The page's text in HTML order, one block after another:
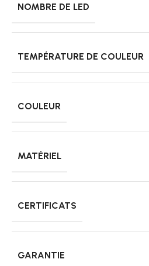
NOMBRE DE LED
TEMPÉRATURE DE COULEUR
COULEUR
MATÉRIEL
CERTIFICATS
GARANTIE